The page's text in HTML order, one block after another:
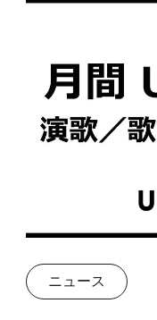
ニュース